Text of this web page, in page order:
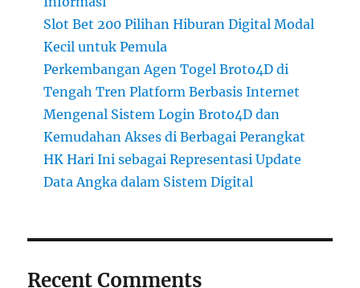
Slot Bet 200 Pilihan Hiburan Digital Modal
Kecil untuk Pemula
Perkembangan Agen Togel Broto4D di
Tengah Tren Platform Berbasis Internet
Mengenal Sistem Login Broto4D dan
Kemudahan Akses di Berbagai Perangkat
HK Hari Ini sebagai Representasi Update
Data Angka dalam Sistem Digital
Recent Comments